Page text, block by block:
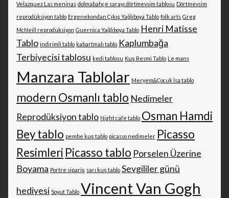
Velazquez Las meninas dolmabahçe sarayı dörtmevsim tablosu Dörtmevsim
reprodüksiyon tablo Ergenekondan Çıkış Yağlıboya Tablo folk arts Greg
McNeill reprodüksiyon Guernica Yağlıboya Tablo Henri Matisse
Tablo indirimli tablo kabartmalı tablo Kaplumbağa
Terbiyecisi tablosu kedi tablosu Kuş Resmi Tablo Le mans
Manzara Tablolar Meryem&Çocuk İsa tablo
modern Osmanlı tablo Nedimeler
Reprodüksiyon tablo Night cafe tablo Osman Hamdi
Bey tablo pembe kuş tablo picasso nedimeler Picasso
Resimleri Picasso tablo Porselen Üzerine
Boyama Portre sipariş sarı kuş tablo Sevgililer günü
hediyesi Soyut Tablo Vincent Van Gogh